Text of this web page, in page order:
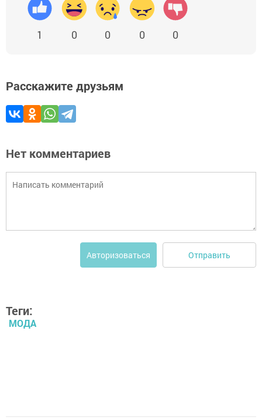
1 0 0 0 0
Расскажите друзьям
Нет комментариев
Авторизоваться Отправить
Теги:
МОДА